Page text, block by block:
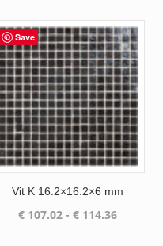
€ 116.35
Save
Vit K 16.2×16.2×6 mm
€ 107.02 - € 114.36